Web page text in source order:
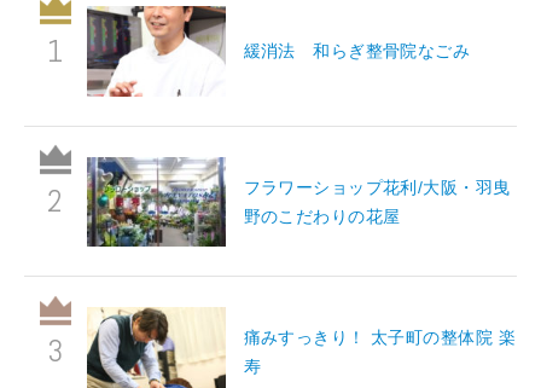
緩消法 和らぎ整骨院なごみ
フラワーショップ花利/大阪・羽曳
野のこだわりの花屋
痛みすっきり！ 太子町の整体院 楽
寿